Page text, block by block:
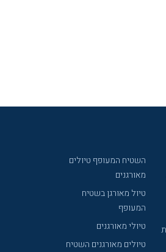
השטיח המעופף טיולים
מאורגנים
טיול מאורגן בשטיח
המעופף
טיולי מאורגנים
טיולים מאורגנים השטיח